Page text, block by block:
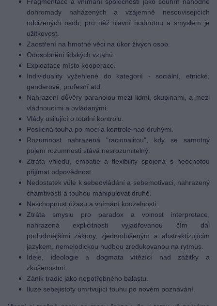
dohromady naházených a vzájemně nesouvisejících
odcizených osob, pro něž hlavní hodnotou a smyslem je
užitkovost.
Zaostření na hmotné věci na úkor živých osob.
Odosobnění lidských vztahů.
Exploatace místo kooperace.
Individuality vyžehlené do kategorií - sociální, etnické,
genderové, profesní atd.
Nahrazení důvěry paranoiou mezi lidmi, skupinami, a mezi
vládnoucími a ovládanými.
Vlády usilující o totální kontrolu.
Posílená touha po moci a kontrole nad druhými.
Rozumnost nahrazená "racionalitou", kdy se samotný
pojem rozumnosti stává nesrozumitelný.
Ztráta vhledu, empatie a flexibility spojená s neochotou
přijímat odpovědnost.
Nedostatek vůle k sebeovládání a sebemotivaci, nahrazený
chamtivostí a touhou manipulovat druhé.
Neschopnost úžasu a vnímání kouzelnosti.
Ztráta smyslu pro paradox a volnost interpretace,
nahrazená explicitností vyjadřovanou čím dál
podrobnějšími zákony, zjednodušeným a abstraktizujícím
jazykem, nemelodickou hudbou zredukovanou na rytmus.
Ideje, ideologie a dogmata vítězící nad zážitky a
zkušenostmi.
Zánik tradic jako nepotřebného balastu.
Iluze sebejistoty umrtvující touhu po novém poznávání.